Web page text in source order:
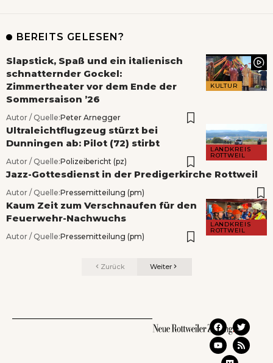
BEREITS GELESEN?
KULTUR
Slapstick, Spaß und ein italienisch
schnatternder Gockel:
Zimmertheater vor dem Ende der
Sommersaison ’26
Autor / Quelle:Peter Arnegger
LANDKREIS
ROTTWEIL
Ultraleichtflugzeug stürzt bei
Dunningen ab: Pilot (72) stirbt
Autor / Quelle:Polizeibericht (pz)
Jazz-Gottesdienst in der Predigerkirche Rottweil
Autor / Quelle:Pressemitteilung (pm)
LANDKREIS
ROTTWEIL
Kaum Zeit zum Verschnaufen für den
Feuerwehr-Nachwuchs
Autor / Quelle:Pressemitteilung (pm)
Zurück Weiter